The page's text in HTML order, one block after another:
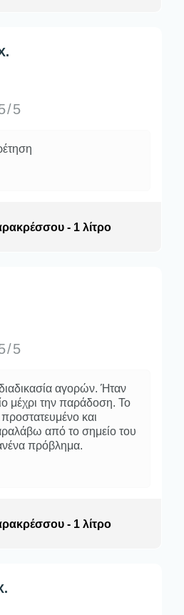
5
- 1 λίτρο
5
αγορών. Ήταν
μέχρι την παράδοση. Το
και
από το σημείο του
πρόβλημα.
- 1 λίτρο